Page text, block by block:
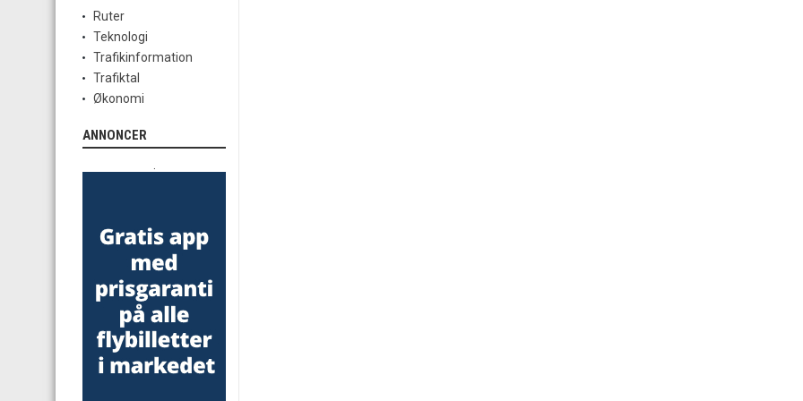
Ruter
Teknologi
Trafikinformation
Trafiktal
Økonomi
ANNONCER